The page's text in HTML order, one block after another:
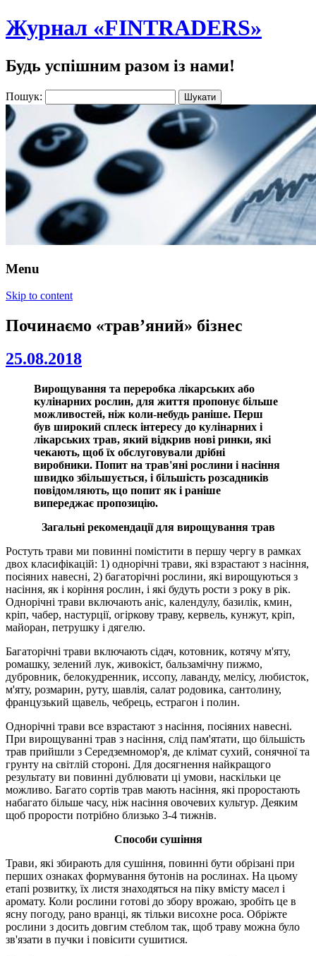
Журнал «FINTRADERS»
Будь успішним разом із нами!
Пошук:
Menu
Skip to content
Починаємо «трав’яний» бізнес
25.08.2018
Вирощування та переробка лікарських або
кулінарних рослин, для життя пропонує більше
можливостей, ніж коли-небудь раніше. Перш
був широкий сплеск інтересу до кулінарних і
лікарських трав, який відкрив нові ринки, які
чекають, щоб їх обслуговували дрібні
виробники. Попит на трав'яні рослини і насіння
швидко збільшується, і більшість розсадників
повідомляють, що попит як і раніше
випереджає пропозицію.
Загальні рекомендації для вирощування трав
Ростуть трави ми повинні помістити в першу чергу в рамках
двох класифікацій: 1) однорічні трави, які взрастают з насіння,
посіяних навесні, 2) багаторічні рослини, які вирощуються з
насіння, як і коріння рослин, і які будуть рости з року в рік.
Однорічні трави включають аніс, календулу, базилік, кмин,
кріп, чабер, настурції, огіркову траву, кервель, кунжут, кріп,
майоран, петрушку і дягелю.
Багаторічні трави включають сідач, котовник, котячу м'яту,
ромашку, зелений лук, живокіст, бальзамічну пижмо,
дубровник, белокудренник, иссопу, лаванду, мелісу, любисток,
м'яту, розмарин, руту, шавлія, салат родовика, сантолину,
французький щавель, чебрець, естрагон і полин.
Однорічні трави все взрастают з насіння, посіяних навесні.
При вирощуванні трав з насіння, слід пам'ятати, що більшість
трав прийшли з Середземномор'я, де клімат сухий, сонячної та
грунту на світлій стороні. Для досягнення найкращого
результату ви повинні дублювати ці умови, наскільки це
можливо. Багато сортів трав мають насіння, які проростають
набагато більше часу, ніж насіння овочевих культур. Деяким
щоб прорости потрібно близько 3-4 тижнів.
Способи сушіння
Трави, які збирають для сушіння, повинні бути обрізані при
перших ознаках формування бутонів на рослинах. На цьому
етапі розвитку, їх листя знаходяться на піку вмісту масел і
аромату. Коли рослини готові до збору врожаю, зробіть це в
ясну погоду, рано вранці, як тільки висохне роса. Обріжте
рослини з досить довгим стеблом так, щоб траву можна було
зв'язати в пучки і повісити сушитися.